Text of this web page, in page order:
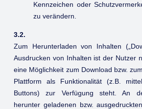
Kennzeichen oder
zu verändern.
3.2.
Zum Herunterladen von Inhalten
Ausdrucken von Inhalten ist der Nutzer
eine Möglichkeit zum Download bzw.
Plattform als Funktionalität (z.B.
Buttons) zur Verfügung steht. An
herunter geladenen bzw.